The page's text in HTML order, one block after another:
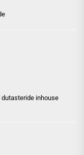
dutasteride inhouse